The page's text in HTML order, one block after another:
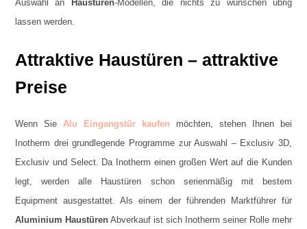
Auswahl an
Haustüren-Modellen, die nichts zu wünschen übrig
lassen werden.
Attraktive Haustüren – attraktive
Preise
Wenn Sie Alu Eingangstür kaufen möchten, stehen Ihnen bei
Inotherm drei grundlegende Programme zur Auswahl – Exclusiv 3D,
Exclusiv und Select. Da Inotherm einen großen Wert auf die Kunden
legt, werden alle Haustüren schon serienmäßig mit bestem
Equipment ausgestattet. Als einem der führenden Marktführer für
Aluminium HaustürenAbverkauf ist sich Inotherm seiner Rolle mehr